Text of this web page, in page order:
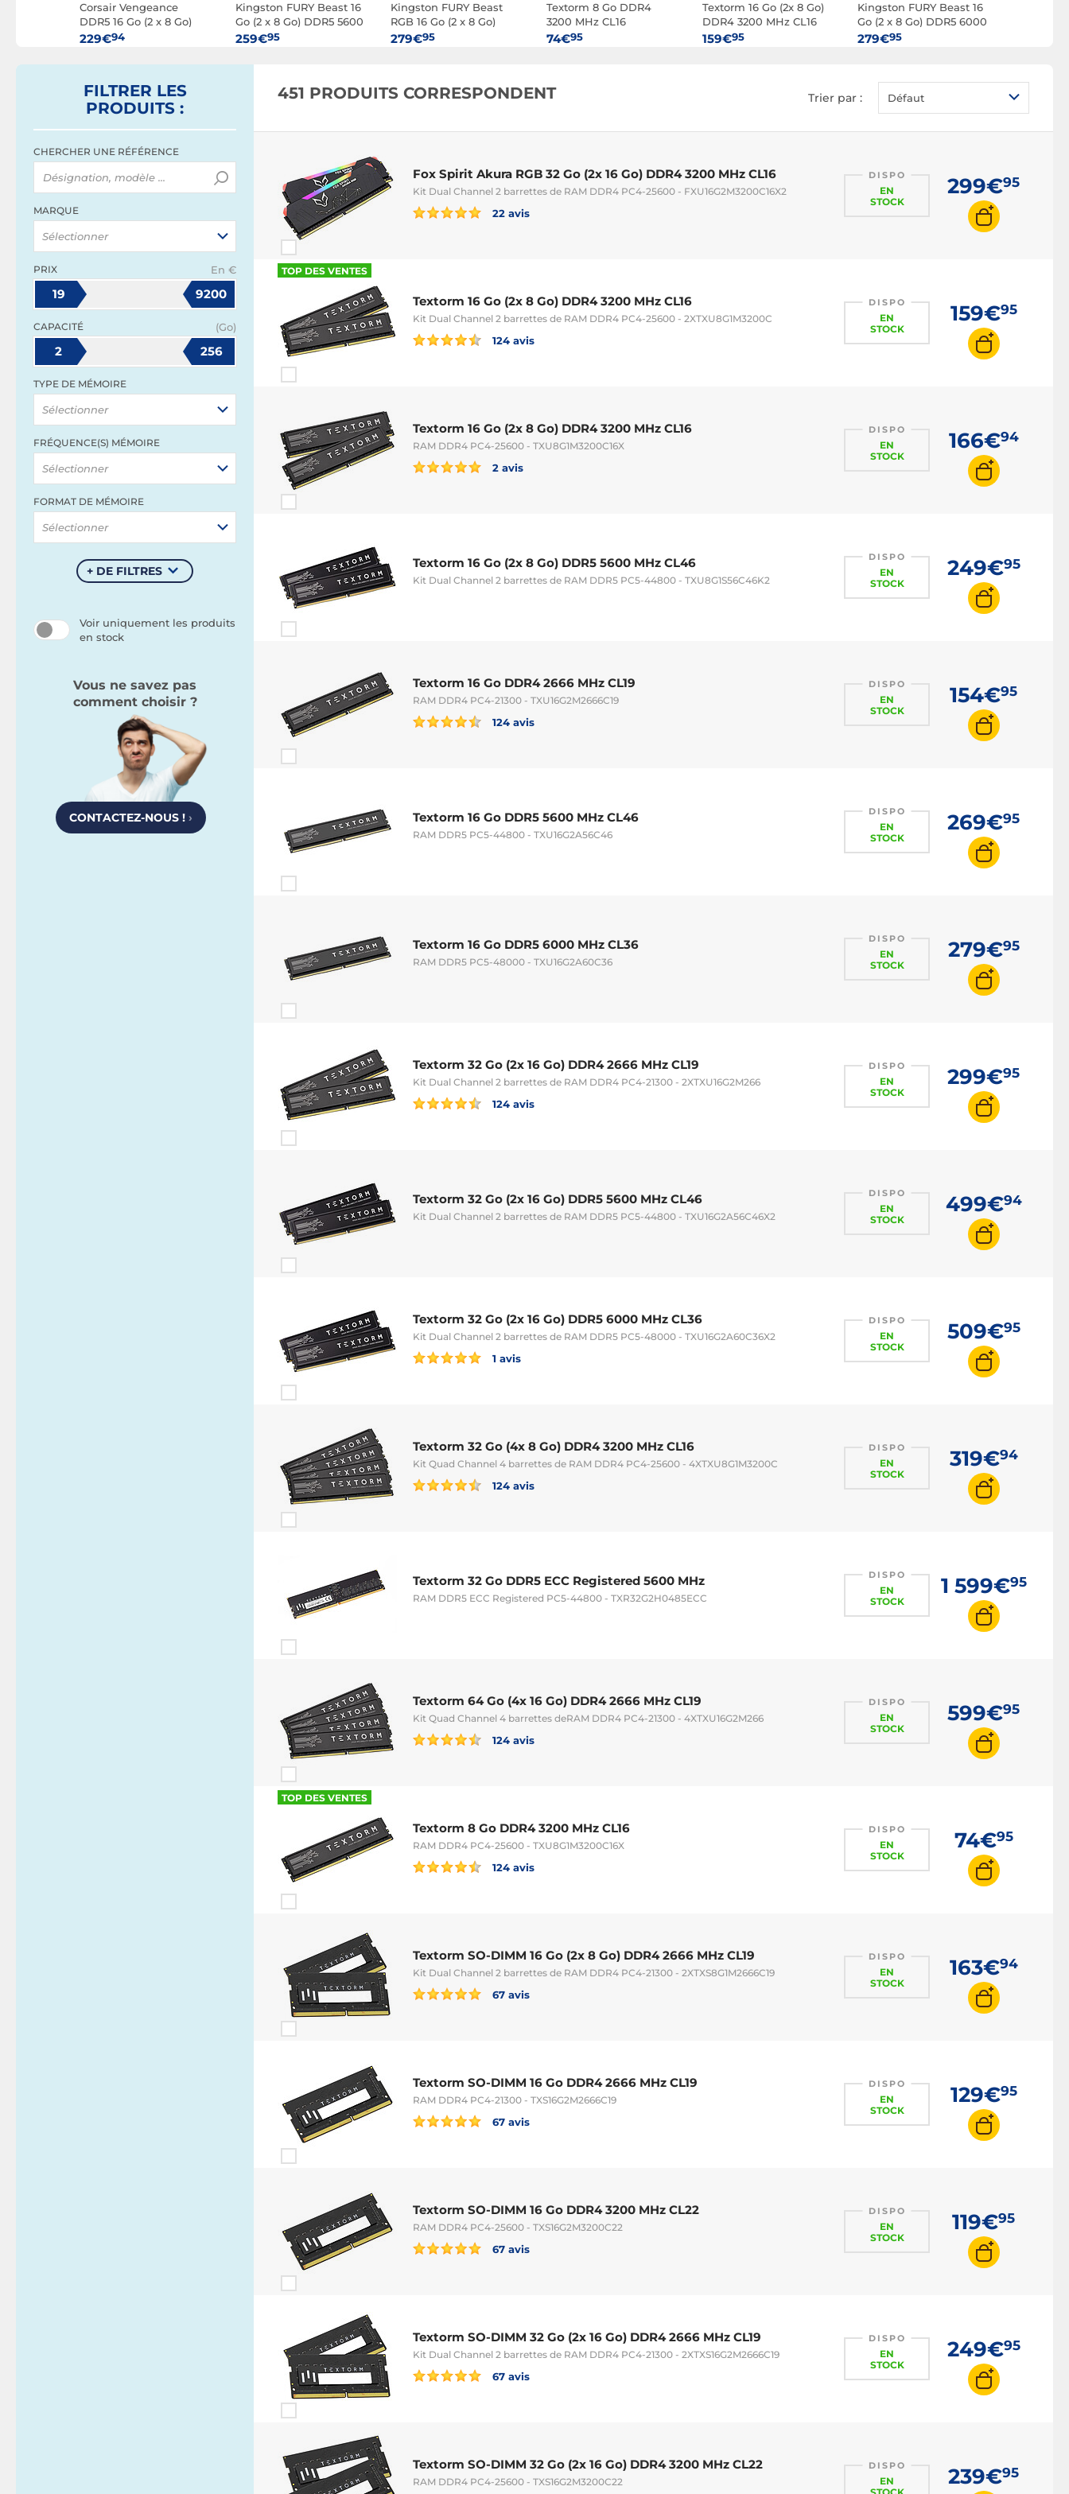
RAM RGB
Corsair Vengeance
DDR5 16 Go (2 x 8 Go)
5200 MHz CL40 - Noir
229€94
Kingston FURY Beast 16
Go (2 x 8 Go) DDR5 5600
MHz CL36
259€95
Kingston FURY Beast
RGB 16 Go (2 x 8 Go)
DDR5 6000 MHz CL30
279€95
Textorm 8 Go DDR4
3200 MHz CL16
74€95
Textorm 16 Go (2x 8 Go)
DDR4 3200 MHz CL16
159€95
Kingston FURY Beast 16
Go (2 x 8 Go) DDR5 6000
MHz CL30
279€95
FILTRER LES
PRODUITS :
CHERCHER UNE RÉFÉRENCE
MARQUE
Sélectionner
PRIX En €
19 9200
CAPACITÉ (Go)
2 256
TYPE DE MÉMOIRE
Sélectionner
FRÉQUENCE(S) MÉMOIRE
Sélectionner
FORMAT DE MÉMOIRE
Sélectionner
+ DE FILTRES
Voir uniquement les produits
en stock
Vous ne savez pas
comment choisir ?
CONTACTEZ-NOUS ! ›
451 PRODUITS CORRESPONDENT Trier par : Défaut
Fox Spirit Akura RGB 32 Go (2x 16 Go) DDR4 3200 MHz CL16
Kit Dual Channel 2 barrettes de RAM DDR4 PC4-25600 - FXU16G2M3200C16X2
22 avis
DISPO
EN
STOCK
299€95
TOP DES VENTES
Textorm 16 Go (2x 8 Go) DDR4 3200 MHz CL16
Kit Dual Channel 2 barrettes de RAM DDR4 PC4-25600 - 2XTXU8G1M3200C
124 avis
DISPO
EN
STOCK
159€95
Textorm 16 Go (2x 8 Go) DDR4 3200 MHz CL16
RAM DDR4 PC4-25600 - TXU8G1M3200C16X
2 avis
DISPO
EN
STOCK
166€94
Textorm 16 Go (2x 8 Go) DDR5 5600 MHz CL46
Kit Dual Channel 2 barrettes de RAM DDR5 PC5-44800 - TXU8G1S56C46K2
DISPO
EN
STOCK
249€95
Textorm 16 Go DDR4 2666 MHz CL19
RAM DDR4 PC4-21300 - TXU16G2M2666C19
124 avis
DISPO
EN
STOCK
154€95
Textorm 16 Go DDR5 5600 MHz CL46
RAM DDR5 PC5-44800 - TXU16G2A56C46
DISPO
EN
STOCK
269€95
Textorm 16 Go DDR5 6000 MHz CL36
RAM DDR5 PC5-48000 - TXU16G2A60C36
DISPO
EN
STOCK
279€95
Textorm 32 Go (2x 16 Go) DDR4 2666 MHz CL19
Kit Dual Channel 2 barrettes de RAM DDR4 PC4-21300 - 2XTXU16G2M266
124 avis
DISPO
EN
STOCK
299€95
Textorm 32 Go (2x 16 Go) DDR5 5600 MHz CL46
Kit Dual Channel 2 barrettes de RAM DDR5 PC5-44800 - TXU16G2A56C46X2
DISPO
EN
STOCK
499€94
Textorm 32 Go (2x 16 Go) DDR5 6000 MHz CL36
Kit Dual Channel 2 barrettes de RAM DDR5 PC5-48000 - TXU16G2A60C36X2
1 avis
DISPO
EN
STOCK
509€95
Textorm 32 Go (4x 8 Go) DDR4 3200 MHz CL16
Kit Quad Channel 4 barrettes de RAM DDR4 PC4-25600 - 4XTXU8G1M3200C
124 avis
DISPO
EN
STOCK
319€94
Textorm 32 Go DDR5 ECC Registered 5600 MHz
RAM DDR5 ECC Registered PC5-44800 - TXR32G2H0485ECC
DISPO
EN
STOCK
1 599€95
Textorm 64 Go (4x 16 Go) DDR4 2666 MHz CL19
Kit Quad Channel 4 barrettes deRAM DDR4 PC4-21300 - 4XTXU16G2M266
124 avis
DISPO
EN
STOCK
599€95
TOP DES VENTES
Textorm 8 Go DDR4 3200 MHz CL16
RAM DDR4 PC4-25600 - TXU8G1M3200C16X
124 avis
DISPO
EN
STOCK
74€95
Textorm SO-DIMM 16 Go (2x 8 Go) DDR4 2666 MHz CL19
Kit Dual Channel 2 barrettes de RAM DDR4 PC4-21300 - 2XTXS8G1M2666C19
67 avis
DISPO
EN
STOCK
163€94
Textorm SO-DIMM 16 Go DDR4 2666 MHz CL19
RAM DDR4 PC4-21300 - TXS16G2M2666C19
67 avis
DISPO
EN
STOCK
129€95
Textorm SO-DIMM 16 Go DDR4 3200 MHz CL22
RAM DDR4 PC4-25600 - TXS16G2M3200C22
67 avis
DISPO
EN
STOCK
119€95
Textorm SO-DIMM 32 Go (2x 16 Go) DDR4 2666 MHz CL19
Kit Dual Channel 2 barrettes de RAM DDR4 PC4-21300 - 2XTXS16G2M2666C19
67 avis
DISPO
EN
STOCK
249€95
Textorm SO-DIMM 32 Go (2x 16 Go) DDR4 3200 MHz CL22
RAM DDR4 PC4-25600 - TXS16G2M3200C22
DISPO
EN
239€95